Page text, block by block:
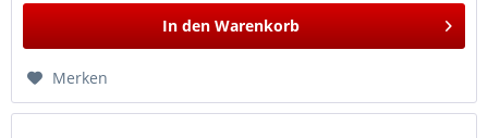
In den Warenkorb
Merken